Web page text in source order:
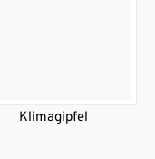
Klimagipfel